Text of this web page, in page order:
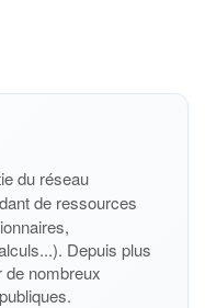
du réseau
de ressources
Depuis plus
nombreux